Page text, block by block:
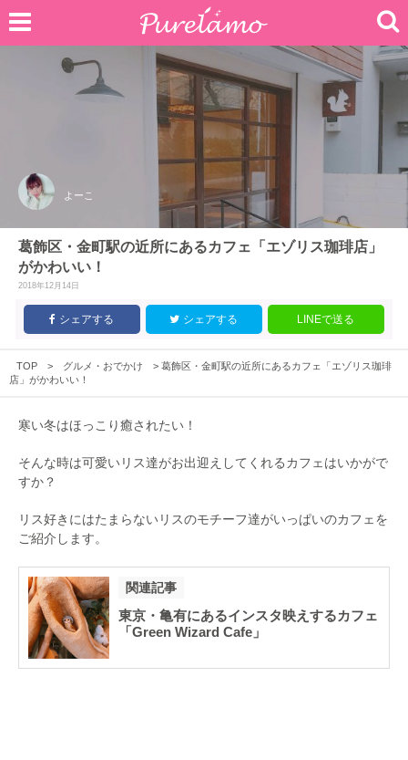
よーこ
葛飾区・金町駅の近所にあるカフェ「エゾリス珈琲店」
がかわいい！
2018年12月14日
シェアする シェアする LINEで送る
TOP > グルメ・おでかけ > 葛飾区・金町駅の近所にあるカフェ「エゾリス珈琲
店」がかわいい！
寒い冬はほっこり癒されたい！
そんな時は可愛いリス達がお出迎えしてくれるカフェはいかがで
すか？
リス好きにはたまらないリスのモチーフ達がいっぱいのカフェを
ご紹介します。
関連記事
東京・亀有にあるインスタ映えするカフェ
「Green Wizard Cafe」